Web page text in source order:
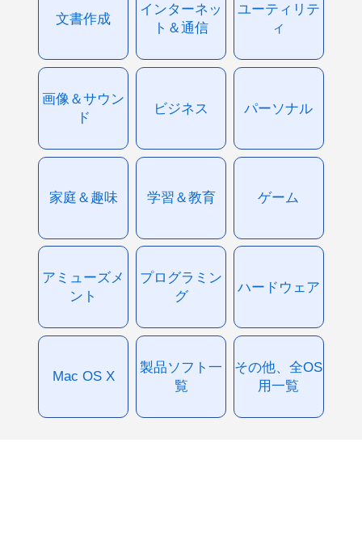
文書作成
インターネッ
ト＆通信
ユーティリテ
ィ
画像＆サウン
ド
ビジネス パーソナル
家庭＆趣味 学習＆教育 ゲーム
アミューズメ
ント
プログラミン
グ
ハードウェア
Mac OS X
製品ソフト一
覧
その他、全OS
用一覧